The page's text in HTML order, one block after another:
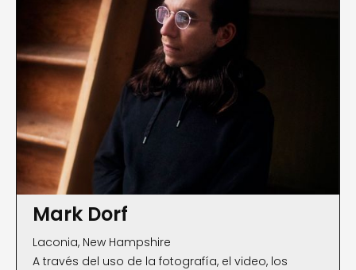
Mark Dorf
Laconia, New Hampshire
A través del uso de la fotografía, el video, los